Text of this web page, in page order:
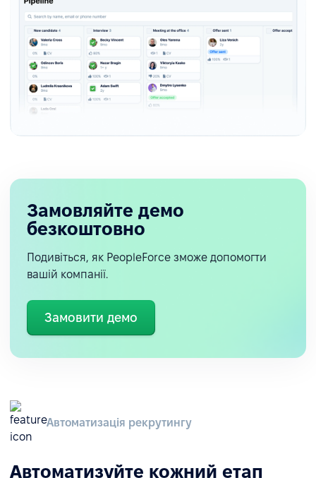
Замовляйте демо
безкоштовно
Подивіться, як PeopleForce зможе допомогти
вашій компанії.
Замовити демо
Автоматизація рекрутингу
Автоматизуйте кожний етап